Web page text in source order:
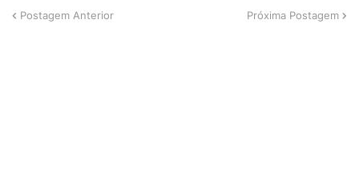
Postagem Anterior Próxima Postagem